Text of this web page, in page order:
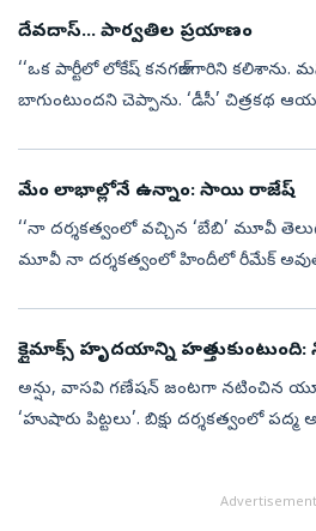
దేవదాస్‌... పార్వతిల ప్రయాణం
‘‘ఒక పార్టీలో లోకేష్‌ కనగరాజ్‌గారిని కలిశాను.
బాగుంటుందని చెప్పాను. ‘డీసీ’ చిత్రకథ
మేం లాభాల్లోనే ఉన్నాం: సాయి రాజేష్‌
‘‘నా దర్శకత్వంలో వచ్చిన ‘బేబి’ మూవీ
మూవీ నా దర్శకత్వంలో హిందీలో రీమేక్‌
క్లైమాక్స్‌ హృదయాన్ని
అన్షు, వాసవి గణేషన్‌ జంటగా నటించిన
‘హుషారు పిట్టలు’. బిక్షు దర్శకత్వంలో
Advertisement